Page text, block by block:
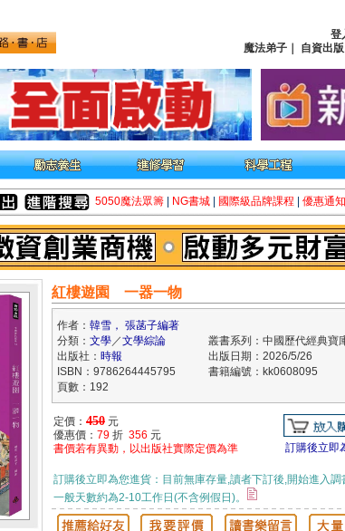
登
魔法弟子
自資出版
5050魔法眾籌 NG書城 國際級品牌課程 優惠通知
紅樓遊園 一器一物
作者： 韓雪， 張菡子編著
分類： 文學／文學綜論
叢書系列：中國歷代經典寶
出版社： 時報
出版日期：2026/5/26
ISBN：9786264445795
書籍編號：kk0608095
頁數：192
定價： 450 元
優惠價： 79 折 356 元
書價若有異動，以出版社實際定價為準
訂購後立即
訂購後立即為您進貨：目前無庫存量,讀者下訂後,開始進入調
一般天數約為2-10工作日(不含例假日)。